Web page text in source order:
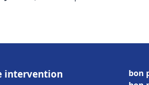
intervention
bon